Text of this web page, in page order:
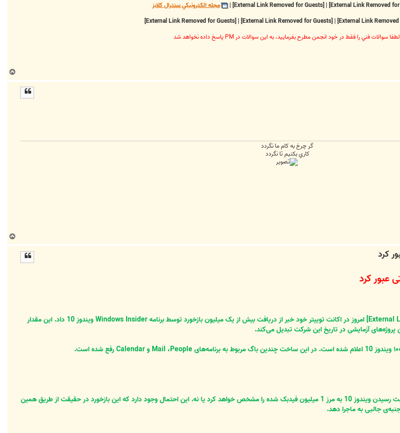
|
[External Link Removed for Guests]
|
مجله الکترونيکي سنترال کلابز
|
[External Link Removed for Guests]
|
[External Link Removed for Guests]
لطفا سوالات فني را فقط در خود انجمن مطرح بفرماييد، به اين سوالات در PM پاسخ داده نخواهد شد
ا
گر چرخ به كام ما نگردد
كاري بكنيم تا نگردد
ا
امروز در اکانت توییتر خود خبر از دریافت بیش از یک میلیون بازخورد توسط برنامه Windows Insider ویندوز 10 داد. این مقدار
هنوز نمی‌دانیم که آیا مایکروسافت آخرین بازخوردی که باعث رسیدن ویندوز 10 به مرز 1 میلیون فیدبک شده را مشخص خواهد کرد یا نه. این احتمال وجود دارد که این بازخورد در حقیقت از طریق همین